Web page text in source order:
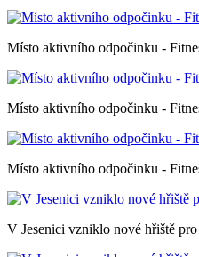
Místo aktivního odpočinku -
Místo aktivního odpočinku -
Místo aktivního odpočinku -
V Jesenici vzniklo nové hřiště pro